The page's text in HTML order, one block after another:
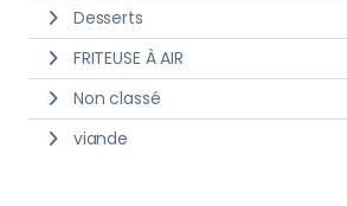
Desserts
FRITEUSE À AIR
Non classé
viande